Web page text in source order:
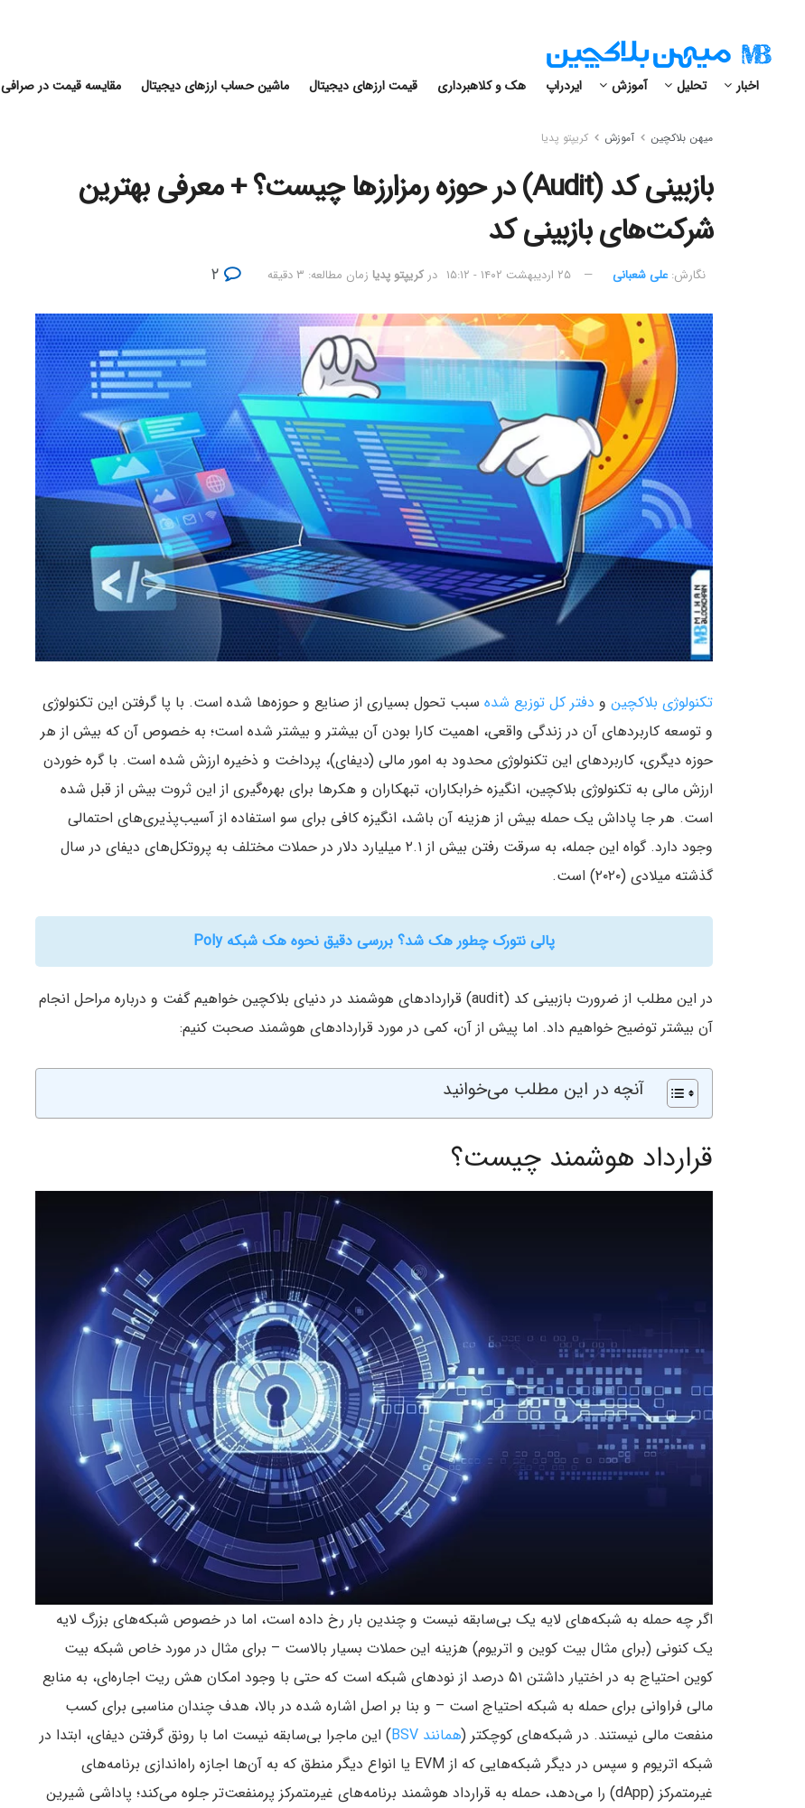
اخبار تحلیل آموزش ایردراپ هک و کلاهبرداری قیمت ارزهای دیجیتال ماشین حساب ارزهای دیجیتال مقایسه قیمت در صرافی
میهن بلاکچین آموزش کریپتو پدیا
بازبینی کد (Audit) در حوزه رمزارزها چیست؟ + معرفی بهترین
شرکت‌های بازبینی کد
نگارش:‌ علی شعبانی ۲۵ اردیبهشت ۱۴۰۲ - ۱۵:۱۲ در کریپتو پدیا زمان مطالعه: ۳ دقیقه
تکنولوژی بلاکچین و دفتر کل توزیع شده سبب تحول بسیاری از صنایع و حوزه‌ها شده است. با پا گرفتن این تکنولوژی
و توسعه کاربردهای آن در زندگی واقعی، اهمیت کارا بودن آن بیشتر و بیشتر شده است؛ به خصوص آن که بیش از هر
حوزه دیگری، کاربردهای این تکنولوژی محدود به امور مالی (دیفای)، پرداخت و ذخیره ارزش شده است. با گره خوردن
ارزش مالی به تکنولوژی بلاکچین، انگیزه خرابکاران، تبهکاران و هکرها برای بهره‌گیری از این ثروت بیش از قبل شده
است. هر جا پاداش یک حمله بیش از هزینه آن باشد، انگیزه کافی برای سو استفاده از آسیب‌پذیری‌های احتمالی
وجود دارد. گواه این جمله، به سرقت رفتن بیش از ۲.۱ میلیارد دلار در حملات مختلف به پروتکل‌های دیفای در سال
گذشته میلادی (۲۰۲۰) است.
پالی نتورک چطور هک شد؟ بررسی دقیق نحوه هک شبکه Poly
در این مطلب از ضرورت بازبینی کد (audit) قراردادهای هوشمند در دنیای بلاکچین خواهیم گفت و درباره مراحل انجام
آن بیشتر توضیح خواهیم داد. اما پیش از آن، کمی در مورد قراردادهای هوشمند صحبت کنیم:
آنچه در این مطلب می‌خوانید
قرارداد هوشمند چیست؟
اگر چه حمله به شبکه‌های لایه یک بی‌سابقه نیست و چندین بار رخ داده است، اما در خصوص شبکه‌های بزرگ لایه
یک کنونی (برای مثال بیت کوین و اتریوم) هزینه این حملات بسیار بالاست – برای مثال در مورد خاص شبکه بیت
کوین احتیاج به در اختیار داشتن ۵۱ درصد از نودهای شبکه است که حتی با وجود امکان هش ریت اجاره‌ای، به منابع
مالی فراوانی برای حمله به شبکه احتیاج است – و بنا بر اصل اشاره شده در بالا، هدف‌ چندان مناسبی برای کسب
منفعت مالی نیستند. در شبکه‌های کوچکتر (همانند BSV
) این ماجرا بی‌سابقه نیست اما با رونق گرفتن دیفای، ابتدا در
شبکه اتریوم و سپس در دیگر شبکه‌هایی که از EVM یا انواع دیگر منطق که به آن‌ها اجازه راه‌اندازی برنامه‌های
غیرمتمرکز (dApp) را می‌دهد، حمله به قرارداد هوشمند برنامه‌های غیرمتمرکز پرمنفعت‌تر جلوه می‌کند؛ پاداشی شیرین